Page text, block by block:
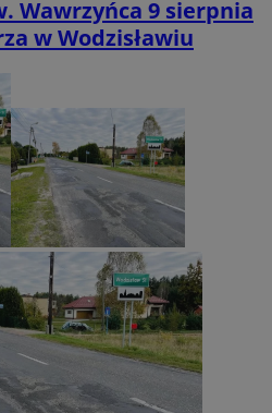
Wawrzyńca 9 sierpnia
w Wodzisławiu